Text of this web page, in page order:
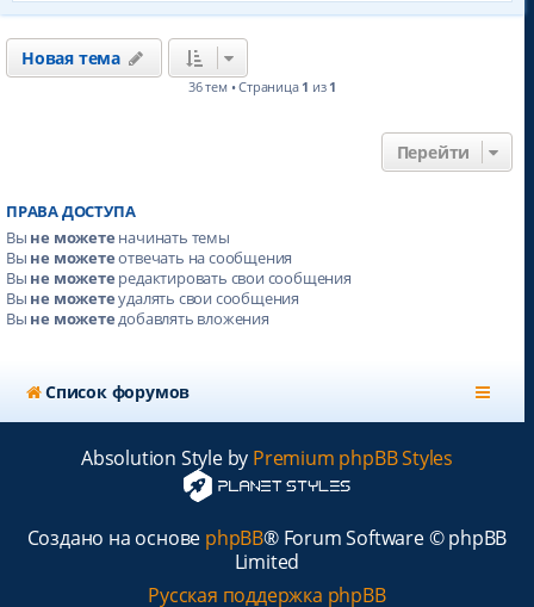
Новая тема
36 тем • Страница 1 из 1
Перейти
ПРАВА ДОСТУПА
Вы не можете начинать темы
Вы не можетеотвечать на сообщения
Вы не можете редактировать свои сообщения
Вы не можетеудалять свои сообщения
Вы не можетедобавлять вложения
Список форумов
Absolution Style by Premium phpBB Styles
Создано на основе phpBB® Forum Software © phpBB
Limited
Русская поддержка phpBB